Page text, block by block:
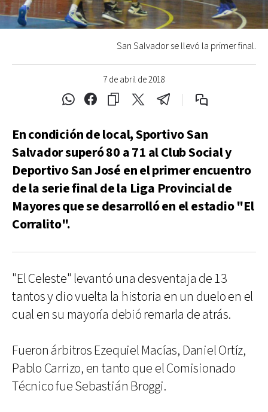
7 de abril de 2018
San Salvador se llevó la primer final.
En condición de local, Sportivo San
Salvador superó 80 a 71 al Club Social y
Deportivo San José en el primer encuentro
de la serie final de la Liga Provincial de
Mayores que se desarrolló en el estadio "El
Corralito".
"El Celeste" levantó una desventaja de 13
tantos y dio vuelta la historia en un duelo en el
cual en su mayoría debió remarla de atrás.
Fueron árbitros Ezequiel Macías, Daniel Ortíz,
Pablo Carrizo, en tanto que el Comisionado
Técnico fue Sebastián Broggi.